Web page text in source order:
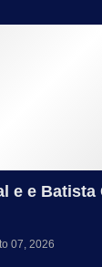
e e Batista
07, 2026